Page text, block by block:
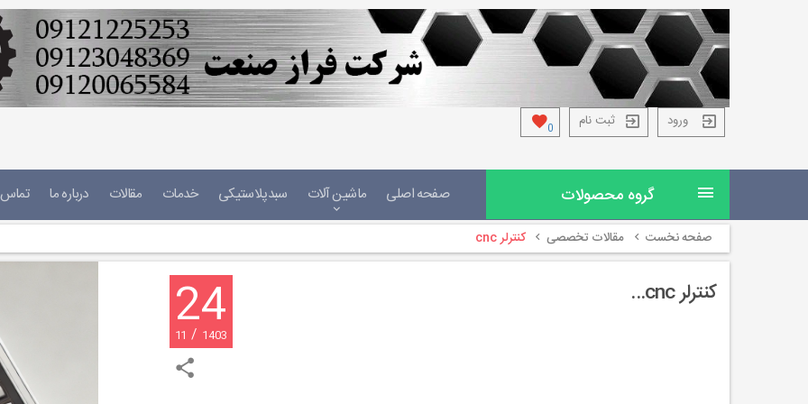
ورود ثبت نام 0
صفحه اصلی ماشین آلات سبدپلاستیکی خدمات مقالات درباره ما تماس گروه محصولات
صفحه نخست مقالات تخصصی کنترلر cnc
کنترلر cnc... 24
11 / 1403